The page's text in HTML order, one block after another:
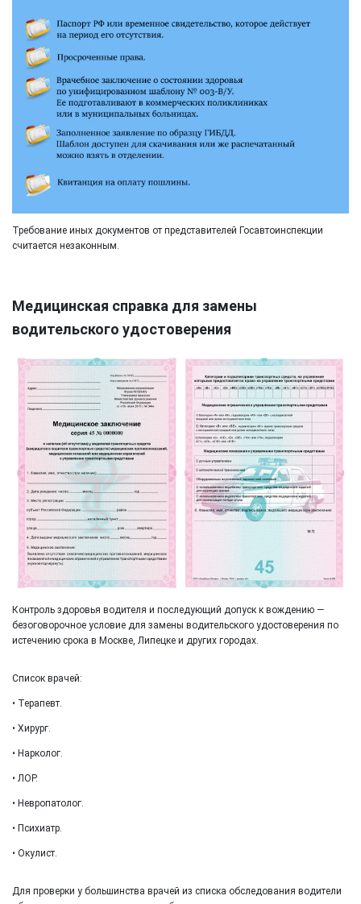
Требование иных документов от представителей Госавтоинспекции
считается незаконным.
Медицинская справка для замены
водительского удостоверения
Контроль здоровья водителя и последующий допуск к вождению —
безоговорочное условие для замены водительского удостоверения по
истечению срока в Москве, Липецке и других городах.
Список врачей:
• Терапевт.
• Хирург.
• Нарколог.
• ЛОР.
• Невропатолог.
• Психиатр.
• Окулист.
Для проверки у большинства врачей из списка обследования водители